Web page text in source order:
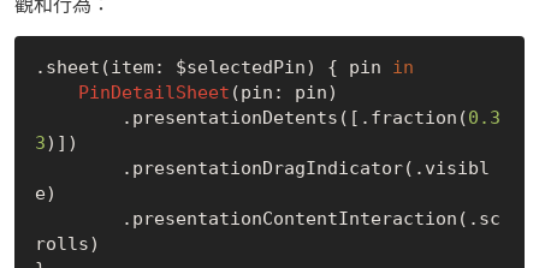
.sheet(item: $selectedPin) { pin in
PinDetailSheet (pin: pin)
        .presentationDetents([.fraction(
0.3
3)])
e)
rolls)